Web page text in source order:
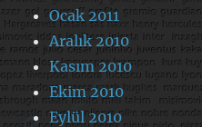
Ocak 2011
Aralık 2010
Kasım 2010
Ekim 2010
Eylül 2010